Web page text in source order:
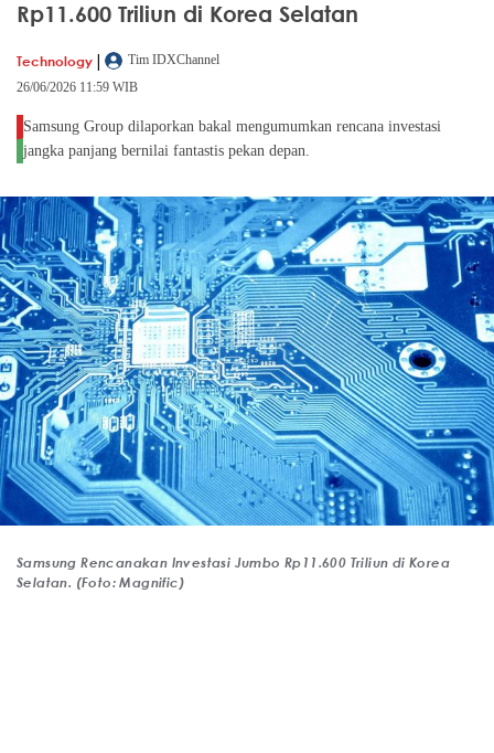
Rp11.600 Triliun di Korea Selatan
Technology |
Tim IDXChannel
26/06/2026 11:59 WIB
Samsung Group dilaporkan bakal mengumumkan rencana investasi
jangka panjang bernilai fantastis pekan depan.
Samsung Rencanakan Investasi Jumbo Rp11.600 Triliun di Korea
Selatan. (Foto: Magnific)